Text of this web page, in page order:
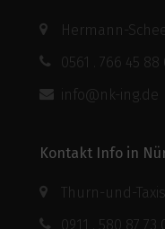
Hermann-
0561 . 766 45 88
info@nk-ing.de
Kontakt Info in
Thurn-und-
0911 . 580 87 73